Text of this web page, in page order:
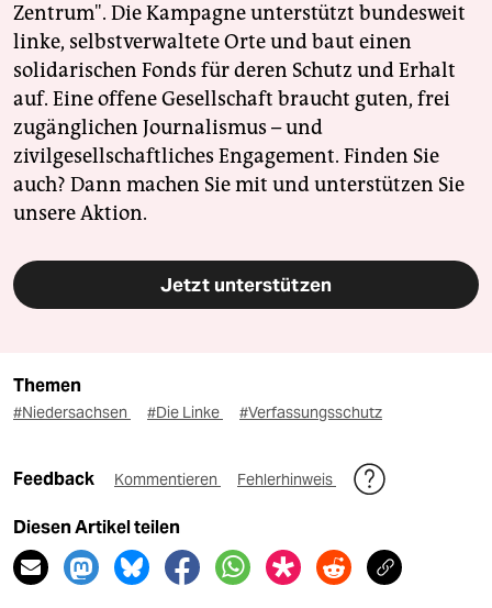
Zentrum". Die Kampagne unterstützt bundesweit
linke, selbstverwaltete Orte und baut einen
solidarischen Fonds für deren Schutz und Erhalt
auf. Eine offene Gesellschaft braucht guten, frei
zugänglichen Journalismus – und
zivilgesellschaftliches Engagement. Finden Sie
auch? Dann machen Sie mit und unterstützen Sie
unsere Aktion.
Jetzt unterstützen
Themen
#Niedersachsen #Die Linke #Verfassungsschutz
Feedback Kommentieren Fehlerhinweis
Diesen Artikel teilen